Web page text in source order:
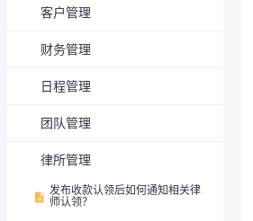
客户管理
财务管理
日程管理
团队管理
律所管理
 发布收款认领后如何通知相关律
师认领？